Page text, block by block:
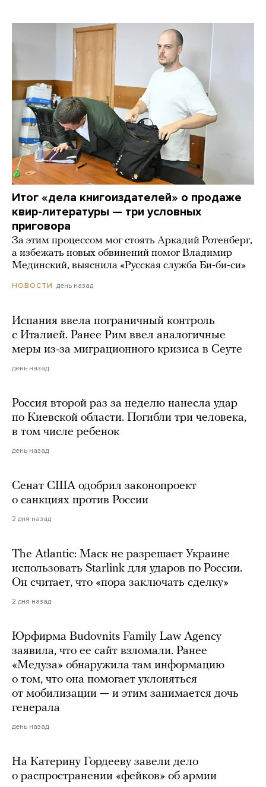
Итог «дела книгоиздателей» о продаже
квир-литературы — три условных
приговора
За этим процессом мог стоять Аркадий Ротенберг,
а избежать новых обвинений помог Владимир
Мединский, выяснила «Русская служба Би-би-си»
НОВОСТИ день назад
Испания ввела пограничный контроль
с Италией. Ранее Рим ввел аналогичные
меры из-за миграционного кризиса в Сеуте
день назад
Россия второй раз за неделю нанесла удар
по Киевской области. Погибли три человека,
в том числе ребенок
день назад
Сенат США одобрил законопроект
о санкциях против России
2 дня назад
The Atlantic: Маск не разрешает Украине
использовать Starlink для ударов по России.
Он считает, что «пора заключать сделку»
2 дня назад
Юрфирма Budovnits Family Law Agency
заявила, что ее сайт взломали. Ранее
«Медуза» обнаружила там информацию
о том, что она помогает уклоняться
от мобилизации — и этим занимается дочь
генерала
день назад
На Катерину Гордееву завели дело
о распространении «фейков» об армии